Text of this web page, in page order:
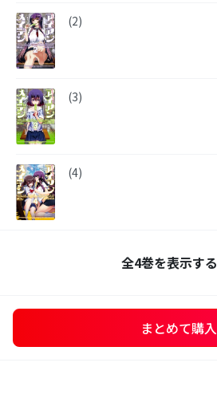
(2)
(3)
(4)
全4巻を表示する
まとめて購入